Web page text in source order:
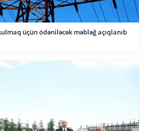
üçün ödəniləcək məbləğ açıqlanıb